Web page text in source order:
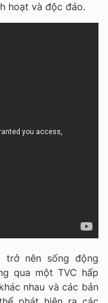
hoạt và độc đáo.
trở nên sống động
qua một TVC hấp
nhau và các bản